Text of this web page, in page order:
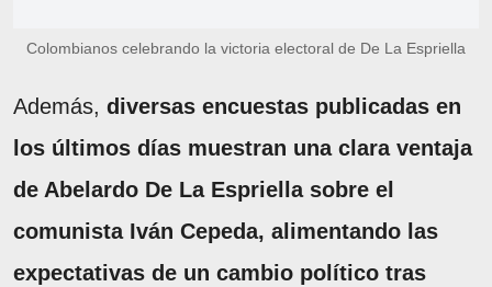
Colombianos celebrando la victoria electoral de De La Espriella
Además, diversas encuestas publicadas en
los últimos días muestran una clara ventaja
de Abelardo De La Espriella sobre el
comunista Iván Cepeda, alimentando las
expectativas de un cambio político tras